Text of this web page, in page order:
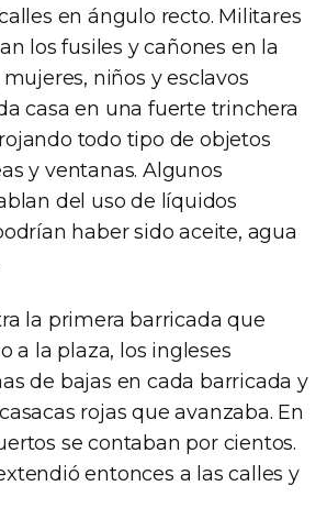
en ángulo recto. Militares
los fusiles y cañones en la
niños y esclavos
casa en una fuerte trinchera
todo tipo de objetos
y ventanas. Algunos
del uso de líquidos
haber sido aceite, agua
la primera barricada que
a la plaza, los ingleses
de bajas en cada barricada y
rojas que avanzaba. En
se contaban por cientos.
entonces a las calles y